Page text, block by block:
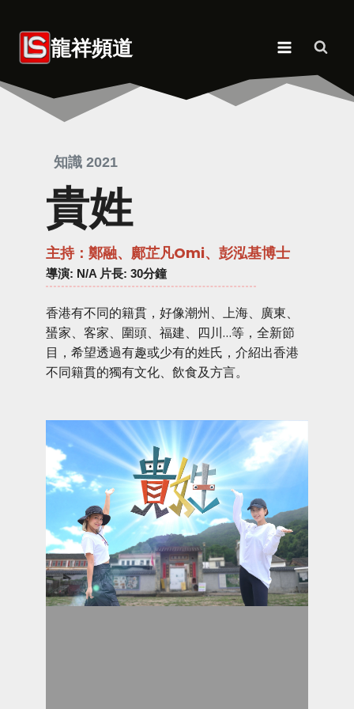
content 龍祥頻道
知識 2021
貴姓
主持：鄭融、鄺芷凡Omi、彭泓基博士
導演: N/A 片長: 30分鐘
香港有不同的籍貫，好像潮州、上海、廣東、
蜑家、客家、圍頭、福建、四川…等，全新節
目，希望透過有趣或少有的姓氏，介紹出香港
不同籍貫的獨有文化、飲食及方言。